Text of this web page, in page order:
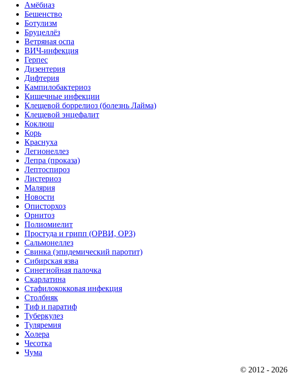
Амёбиаз
Бешенство
Ботулизм
Бруцеллёз
Ветряная оспа
ВИЧ-инфекция
Герпес
Дизентерия
Дифтерия
Кампилобактериоз
Кишечные инфекции
Клещевой боррелиоз (болезнь Лайма)
Клещевой энцефалит
Коклюш
Корь
Краснуха
Легионеллез
Лепра (проказа)
Лептоспироз
Листериоз
Малярия
Новости
Описторхоз
Орнитоз
Полиомиелит
Простуда и грипп (ОРВИ, ОРЗ)
Сальмонеллез
Свинка (эпидемический паротит)
Сибирская язва
Синегнойная палочка
Скарлатина
Стафилококковая инфекция
Столбняк
Тиф и паратиф
Туберкулез
Туляремия
Холера
Чесотка
Чума
© 2012 - 2026